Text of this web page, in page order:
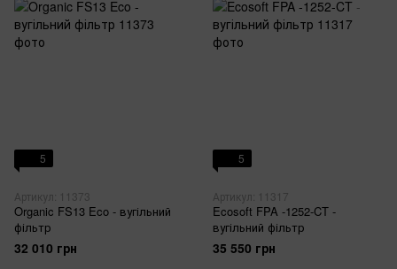
5
Артикул: 11373
Organic FS13 Eco - вугільний
фільтр
32 010 грн
5
Артикул: 11317
Ecosoft FPA -1252-CT -
вугільний фільтр
35 550 грн